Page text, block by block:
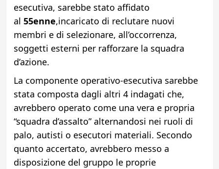
esecutiva, sarebbe stato affidato
al 55enne,incaricato di reclutare nuovi
membri e di selezionare, all’occorrenza,
soggetti esterni per rafforzare la squadra
d’azione.
​La componente operativo-esecutiva sarebbe
stata composta dagli altri 4 indagati che,
avrebbero operato come una vera e propria
“squadra d’assalto” alternandosi nei ruoli di
palo, autisti o esecutori materiali. Secondo
quanto accertato, avrebbero messo a
disposizione del gruppo le proprie